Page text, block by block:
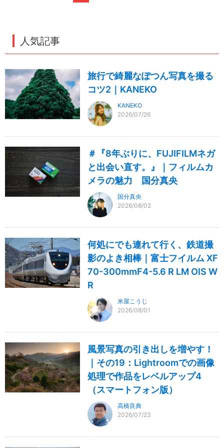
人気記事
旅行で綺麗なぽつん写真を撮る
コツ2｜KANEKO
KANEKO
2026/07/26
＃『8年ぶりに、FUJIFILMネガ
と出会い直す。』｜フィルムカ
メラの魅力 国分真央
国分真央
2026/08/02
何処にでも連れて行く、鉄道撮
影のよき相棒｜富士フイルム XF
70-300mmF4-5.6 R LM OIS W
R
米屋こうじ
2026/08/01
風景写真の引き出しを増やす！
｜その19：Lightroomでの画像
処理で作品をレベルアップ4
（スマートフォン版）
高橋良典
2026/07/23